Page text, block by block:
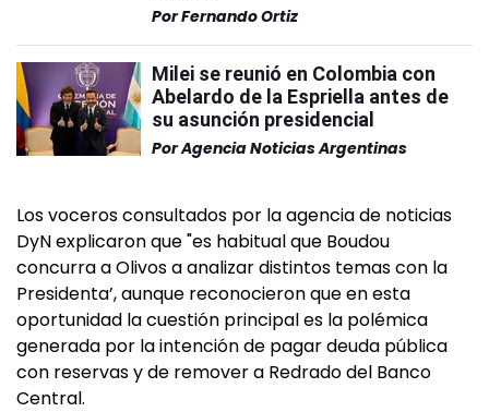
PorFernando Ortiz
Milei se reunió en Colombia con
Abelardo de la Espriella antes de
su asunción presidencial
PorAgencia Noticias Argentinas
Los voceros consultados por la agencia de noticias
DyN explicaron que "es habitual que Boudou
concurra a Olivos a analizar distintos temas con la
Presidenta’, aunque reconocieron que en esta
oportunidad la cuestión principal es la polémica
generada por la intención de pagar deuda pública
con reservas y de remover a Redrado del Banco
Central.